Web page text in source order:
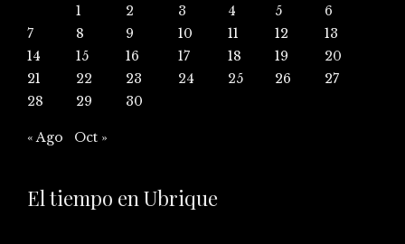
1 2 3 4 5
6
7
8 9 10 11 12
13
14
15 16 17 18 19
20
21
22 23 24 25 26
27
28
29 30
« Ago Oct »
El tiempo en Ubrique